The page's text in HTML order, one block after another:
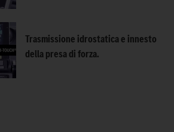
Trasmissione idrostatica e innesto
della presa di forza.